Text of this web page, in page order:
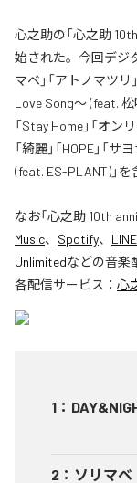
心之助の「心之助
始された。今回デジ
マベ」「アトノマツリ
Love Song〜 (feat. 松
「Stay Home」「オン
「綺麗」「HOPE」「
(feat. ES-PLANT)」を
なお「心之助 10th
Music、 Spotify、
Unlimitedなどの音楽
各配信サービス： 心
1 ：
2 ： ソリマベ